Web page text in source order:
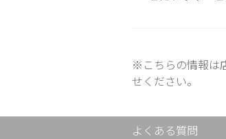
※こちらの情報は
せください。
よくある質問